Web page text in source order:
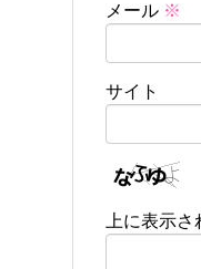
メール ※
サイト
上に表示